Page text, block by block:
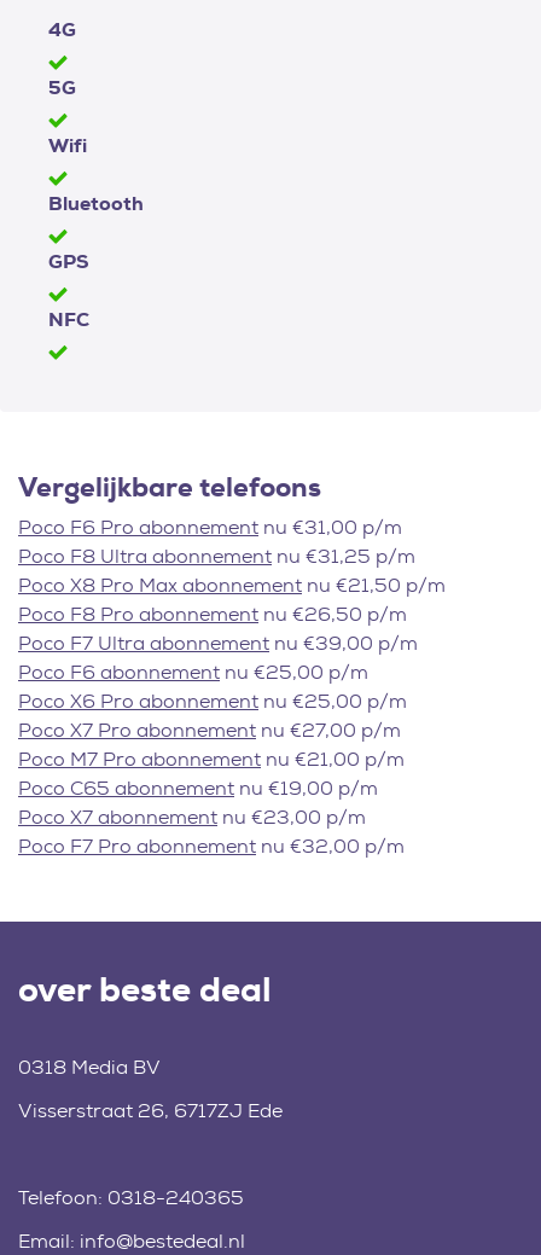
4G
5G
Wifi
Bluetooth
GPS
NFC
Vergelijkbare telefoons
Poco F6 Pro abonnement nu €31,00 p/m
Poco F8 Ultra abonnement nu €31,25 p/m
Poco X8 Pro Max abonnement nu €21,50 p/m
Poco F8 Pro abonnement nu €26,50 p/m
Poco F7 Ultra abonnement nu €39,00 p/m
Poco F6 abonnement nu €25,00 p/m
Poco X6 Pro abonnement nu €25,00 p/m
Poco X7 Pro abonnement nu €27,00 p/m
Poco M7 Pro abonnement nu €21,00 p/m
Poco C65 abonnement nu €19,00 p/m
Poco X7 abonnement nu €23,00 p/m
Poco F7 Pro abonnement nu €32,00 p/m
over beste deal
0318 Media BV
Visserstraat 26, 6717ZJ Ede
Telefoon: 0318-240365
Email: info@bestedeal.nl